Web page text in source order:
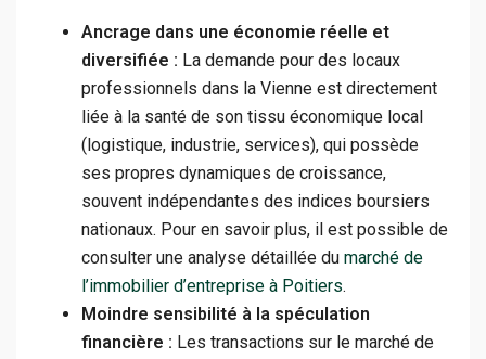
Ancrage dans une économie réelle et
diversifiée : La demande pour des locaux
professionnels dans la Vienne est directement
liée à la santé de son tissu économique local
(logistique, industrie, services), qui possède
ses propres dynamiques de croissance,
souvent indépendantes des indices boursiers
nationaux. Pour en savoir plus, il est possible de
consulter une analyse détaillée du marché de
l’immobilier d’entreprise à Poitiers.
Moindre sensibilité à la spéculation
financière : Les transactions sur le marché de